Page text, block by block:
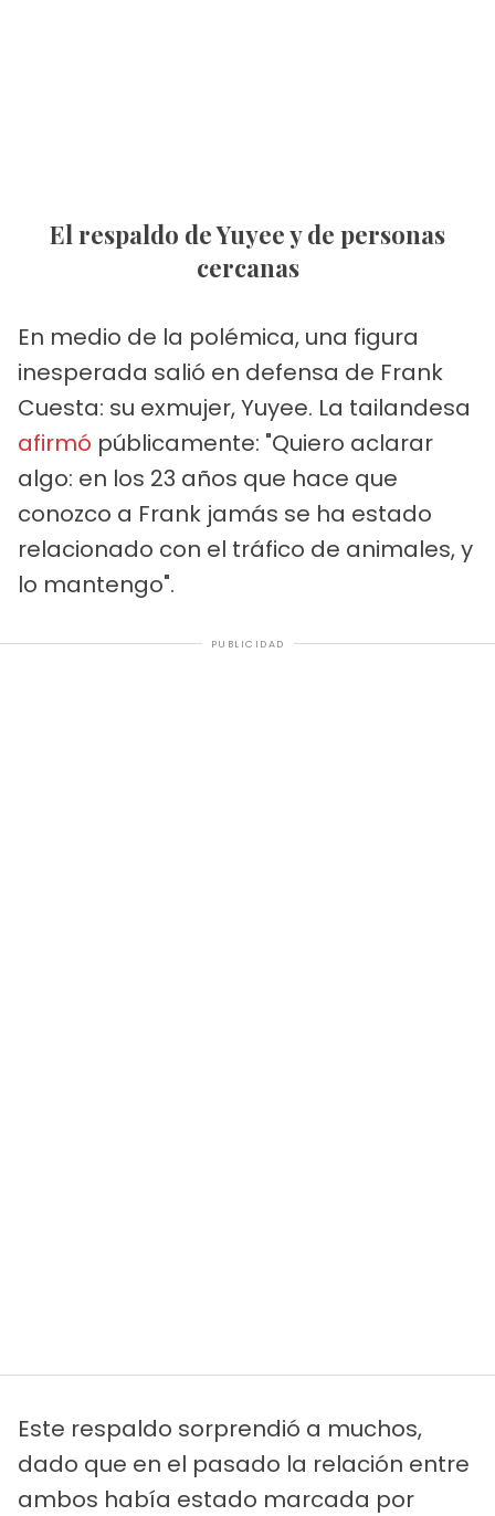
El respaldo de Yuyee y de personas
cercanas
En medio de la polémica, una figura
inesperada salió en defensa de Frank
Cuesta: su exmujer, Yuyee. La tailandesa
afirmó públicamente: "Quiero aclarar
algo: en los 23 años que hace que
conozco a Frank jamás se ha estado
relacionado con el tráfico de animales, y
lo mantengo".
PUBLICIDAD
Este respaldo sorprendió a muchos,
dado que en el pasado la relación entre
ambos había estado marcada por